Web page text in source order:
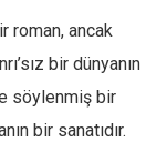
roman, ancak
bir dünyanın
söylenmiş bir
bir sanatıdır.